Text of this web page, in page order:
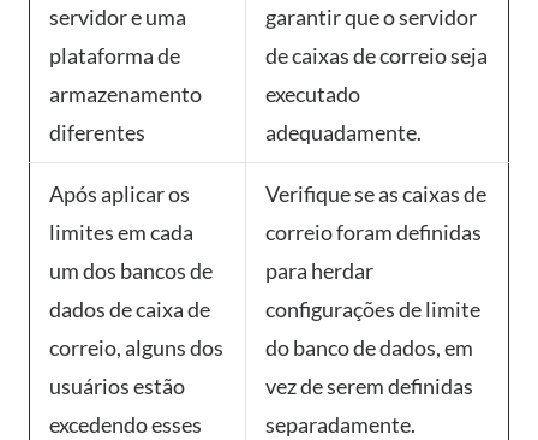
servidor e uma
plataforma de
armazenamento
diferentes
garantir que o servidor
de caixas de correio seja
executado
adequadamente.
Após aplicar os
limites em cada
um dos bancos de
dados de caixa de
correio, alguns dos
usuários estão
excedendo esses
Verifique se as caixas de
correio foram definidas
para herdar
configurações de limite
do banco de dados, em
vez de serem definidas
separadamente.